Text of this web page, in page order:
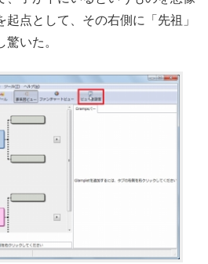
起点として、その右側に「先祖」
いた。